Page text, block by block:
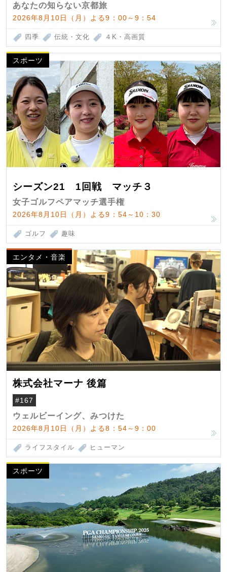
あなたの知らない京都旅
2026年8月10日（月）よる9：00～9：54
四季 伝統・文化 ４K・高画質
スポーツ
シーズン21 1回戦 マッチ３
女子ゴルフペアマッチ選手権
2026年8月10日（月）よる9：54～10：30
ゴルフ 趣味
エンタメ・音楽
株式会社マーナ 後篇
#167
ウェルビーイング、みつけた
2026年8月10日（月）よる8：54～9：00
ライフスタイル ヒューマン
スポーツ